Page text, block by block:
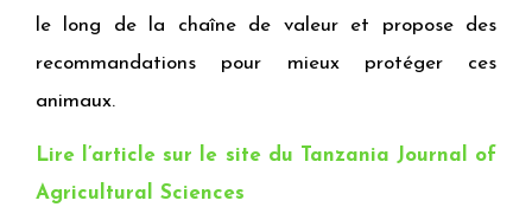
le long de la chaîne de valeur et propose des
recommandations pour mieux protéger ces
animaux.
Lire l’article sur le site du Tanzania Journal of
Agricultural Sciences